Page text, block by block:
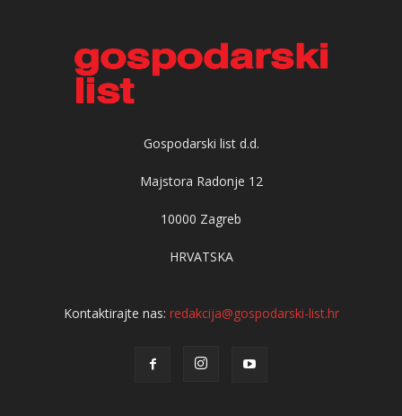
Gospodarski list d.d.
Majstora Radonje 12
10000 Zagreb
HRVATSKA
Kontaktirajte nas: redakcija@gospodarski-list.hr